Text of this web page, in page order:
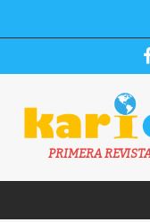
PRIMERA